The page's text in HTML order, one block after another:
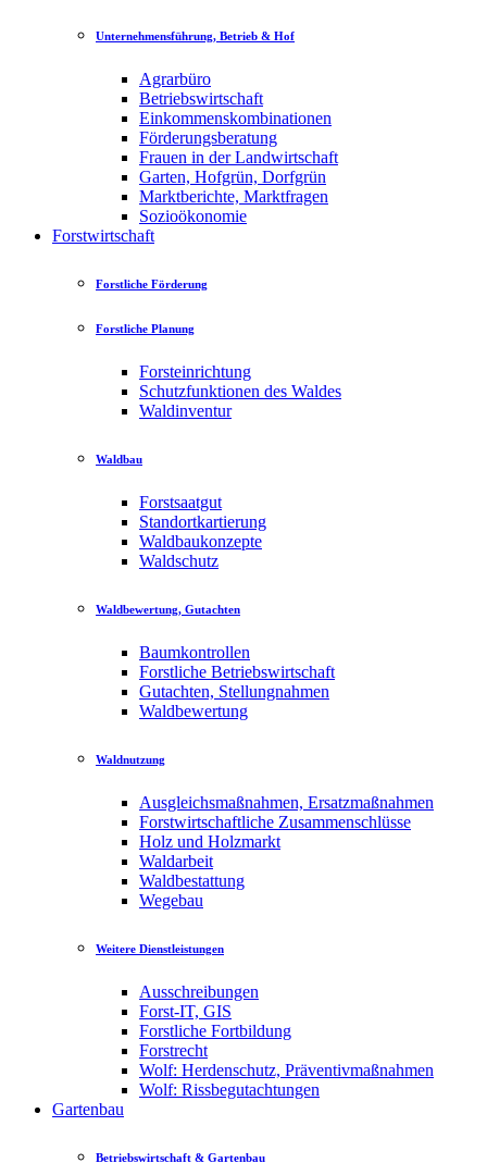
Unternehmensführung, Betrieb & Hof
Agrarbüro
Betriebswirtschaft
Einkommenskombinationen
Förderungsberatung
Frauen in der Landwirtschaft
Garten, Hofgrün, Dorfgrün
Marktberichte, Marktfragen
Sozioökonomie
Forstwirtschaft
Forstliche Förderung
Forstliche Planung
Forsteinrichtung
Schutzfunktionen des Waldes
Waldinventur
Waldbau
Forstsaatgut
Standortkartierung
Waldbaukonzepte
Waldschutz
Waldbewertung, Gutachten
Baumkontrollen
Forstliche Betriebswirtschaft
Gutachten, Stellungnahmen
Waldbewertung
Waldnutzung
Ausgleichsmaßnahmen, Ersatzmaßnahmen
Forstwirtschaftliche Zusammenschlüsse
Holz und Holzmarkt
Waldarbeit
Waldbestattung
Wegebau
Weitere Dienstleistungen
Ausschreibungen
Forst-IT, GIS
Forstliche Fortbildung
Forstrecht
Wolf: Herdenschutz, Präventivmaßnahmen
Wolf: Rissbegutachtungen
Gartenbau
Betriebswirtschaft & Gartenbau